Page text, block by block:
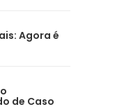
Agora é
de Caso